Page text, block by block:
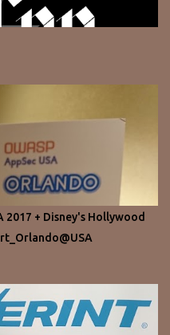
2017 + Disney's Hollywood